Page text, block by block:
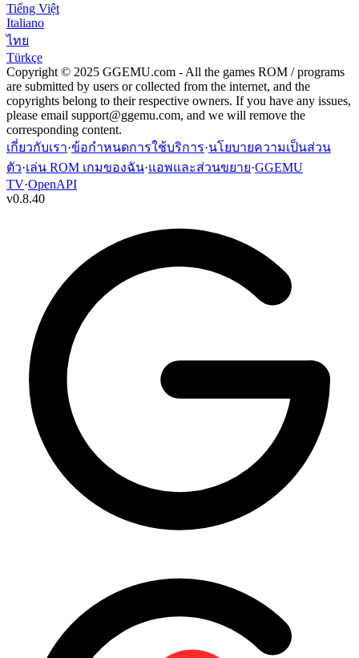
Tiếng Việt
Italiano
ไทย
Türkçe
Copyright © 2025 GGEMU.com - All the games ROM / programs
are submitted by users or collected from the internet, and the
copyrights belong to their respective owners. If you have any issues,
please email support@ggemu.com, and we will remove the
corresponding content.
เกี่ยวกับเรา·ข้อกำหนดการใช้บริการ·นโยบายความเป็นส่วน
ตัว·เล่น ROM เกมของฉัน·แอพและส่วนขยาย·GGEMU
TV·OpenAPI
v0.8.40